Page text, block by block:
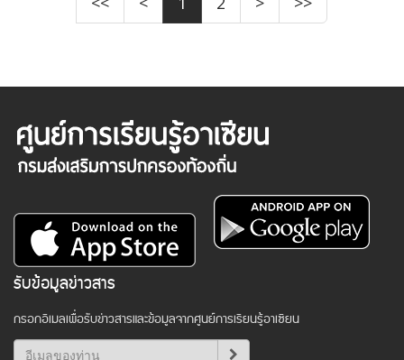
รับข้อมูลข่าวสาร
กรอกอีเมลเพื่อรับข่าวสารและข้อมูลจากศูนย์การเรียนรู้อาเซียน